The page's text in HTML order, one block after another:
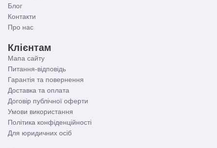
Блог
Контакти
Про нас
Клієнтам
Мапа сайту
Питання-відповідь
Гарантія та повернення
Доставка та оплата
Договір публічної оферти
Умови використання
Політика конфіденційності
Для юридичних осіб